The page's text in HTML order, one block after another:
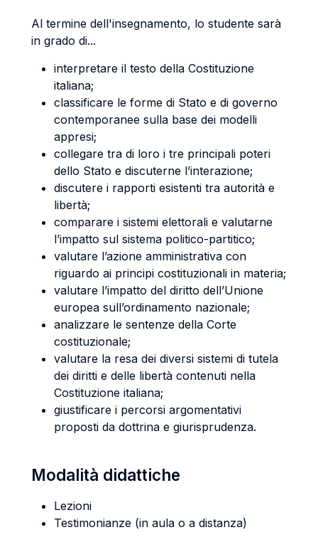
Al termine dell'insegnamento, lo studente sarà
in grado di...
interpretare il testo della Costituzione
italiana;
classificare le forme di Stato e di governo
contemporanee sulla base dei modelli
appresi;
collegare tra di loro i tre principali poteri
dello Stato e discuterne l’interazione;
discutere i rapporti esistenti tra autorità e
libertà;
comparare i sistemi elettorali e valutarne
l’impatto sul sistema politico-partitico;
valutare l’azione amministrativa con
riguardo ai principi costituzionali in materia;
valutare l’impatto del diritto dell’Unione
europea sull’ordinamento nazionale;
analizzare le sentenze della Corte
costituzionale;
valutare la resa dei diversi sistemi di tutela
dei diritti e delle libertà contenuti nella
Costituzione italiana;
giustificare i percorsi argomentativi
proposti da dottrina e giurisprudenza.
Modalità didattiche
Lezioni
Testimonianze (in aula o a distanza)